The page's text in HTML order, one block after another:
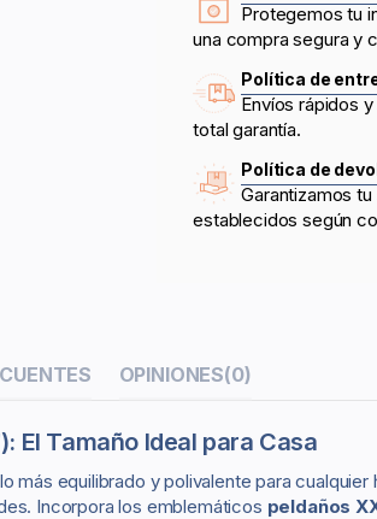
Protegemos tu
una compra segura y
Política de
Envíos rápidos
total garantía.
Política de
Garantizamos
establecidos según
OPINIONES(0)
El Tamaño Ideal para Casa
más equilibrado y polivalente para
Incorpora los emblemáticos peldaños